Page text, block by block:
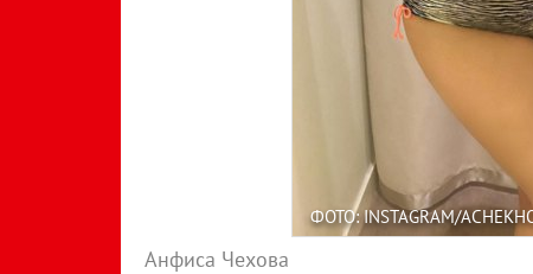
ФОТО: INSTAGRAM/
Анфиса Чехова